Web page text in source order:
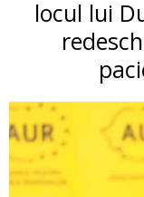
locul lui